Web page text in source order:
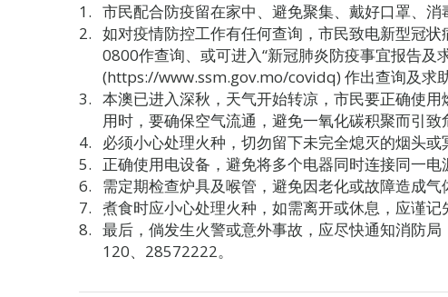
市民配合防疫留在家中、避免聚集、戴好口罩、消
如对疫情防控工作有任何查询，市民致电新型冠
0800作查询、或可进入“新冠肺炎防疫事宜报告及
(https://www.ssm.gov.mo/covidq) 作出查询及求
本澳已进入深秋，天气开始转凉，市民要正确使
用时，要确保空气流通，避免一氧化碳积聚而引致
必须小心处理火种，切勿留下未完全熄灭的烟头或
正确使用电设备，避免将多个电器同时连接同一电
需定期检查炉具及喉管，避免因老化或故障造成气
煮食时应小心处理火种，如需离开或休息，应谨记
最后，倘发生火警或意外事故，应尽快通知消防局
120、28572222。